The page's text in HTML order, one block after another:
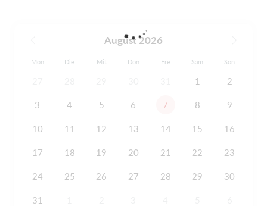
August 2026
Mon Die Mit Don Fre Sam Son
1 2
3 4 5 6 7 8 9
10 11 12 13 14 15 16
17 18 19 20 21 22 23
24 25 26 27 28 29 30
31